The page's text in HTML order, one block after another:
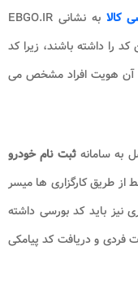
کالا
به نشانی EBGO.IR
کد را داشته باشند، زیرا کد
آن هویت افراد مشخص می
به سامانهثبت نام خودرو
از طریق کارگزاری ها میسر
نیز باید کد بورسی داشته
فردی و دریافت کد پیامکی